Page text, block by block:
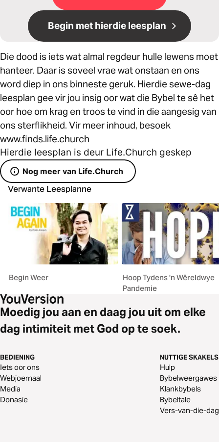
Begin met hierdie leesplan
Die dood is iets wat almal regdeur hulle lewens moet
hanteer. Daar is soveel vrae wat onstaan en ons
word diep in ons binneste geruk. Hierdie sewe-dag
leesplan gee vir jou insig oor wat die Bybel te sê het
oor hoe om krag en troos te vind in die aangesig van
ons sterflikheid. Vir meer inhoud, besoek
www.finds.life.church
Hierdie leesplan is deur Life.Church geskep
Nog meer van Life.Church
Verwante Leesplanne
Begin Weer
Hoop Tydens 'n Wêreldwye
Pandemie
Moedig jou aan en daag jou uit om elke
dag intimiteit met God op te soek.
BEDIENING
Iets oor ons
Webjoernaal
Media
Donasie
NUTTIGE SKAKELS
Hulp
Bybelweergawes
Klankbybels
Bybeltale
Vers-van-die-dag